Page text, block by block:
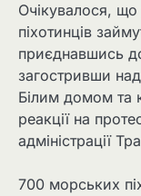
Очікувалося, що
піхотинців
приєднавшись до
загостривши
Білим домом та
реакції на
адміністрації
700 морських